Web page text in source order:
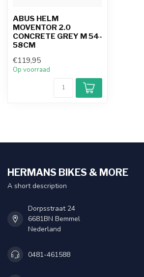
ABUS HELM
MOVENTOR 2.0
CONCRETE GREY M 54-
58CM
€119,95
Op voorraad
HERMANS BIKES & MORE
A short description
Dorpsstraat 24
6681BN Bemmel
Nederland
0481-461588